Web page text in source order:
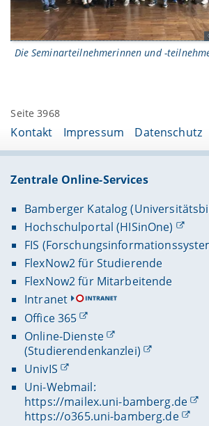
Die Seminarteilnehmerinnen und -
Seite 3968
Kontakt Impressum Datenschutz
Zentrale Online-Services
Bamberger Katalog
Hochschulportal (HISinOne)
FIS
FlexNow2 für Studierende
FlexNow2 für Mitarbeitende
Intranet
Office 365
Online-Dienste
(Studierendenkanzlei)
UnivIS
Uni-Webmail:
https://mailex.uni-bamberg.de
https://o365.uni-bamberg.de